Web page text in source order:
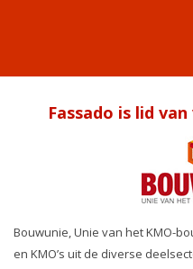
Fassado is lid
Bouwunie, Unie van het KMO-
en KMO’s uit de diverse